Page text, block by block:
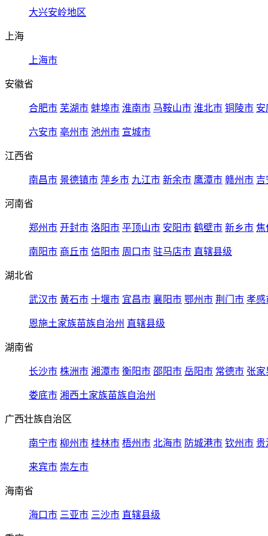
大兴安岭地区
上海
上海市
安徽省
合肥市 芜湖市 蚌埠市 淮南市 马鞍山市 淮北市 铜陵市 安
六安市 亳州市 池州市 宣城市
江西省
南昌市 景德镇市 萍乡市 九江市 新余市 鹰潭市 赣州市 吉
河南省
郑州市 开封市 洛阳市 平顶山市 安阳市 鹤壁市 新乡市 焦
南阳市 商丘市 信阳市 周口市 驻马店市 直辖县级
湖北省
武汉市 黄石市 十堰市 宜昌市 襄阳市 鄂州市 荆门市 孝感
恩施土家族苗族自治州 直辖县级
湖南省
长沙市 株洲市 湘潭市 衡阳市 邵阳市 岳阳市 常德市 张家
娄底市 湘西土家族苗族自治州
广西壮族自治区
南宁市 柳州市 桂林市 梧州市 北海市 防城港市 钦州市 贵
来宾市 崇左市
海南省
海口市 三亚市 三沙市 直辖县级